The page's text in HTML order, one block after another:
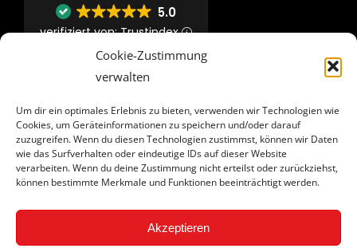
Cookie-Zustimmung
verwalten
Um dir ein optimales Erlebnis zu bieten, verwenden wir Technologien wie
Cookies, um Geräteinformationen zu speichern und/oder darauf
zuzugreifen. Wenn du diesen Technologien zustimmst, können wir Daten
wie das Surfverhalten oder eindeutige IDs auf dieser Website
verarbeiten. Wenn du deine Zustimmung nicht erteilst oder zurückziehst,
können bestimmte Merkmale und Funktionen beeinträchtigt werden.
Akzeptieren
5.0
verifiziert von: Trustindex
KONTAKT
Lindenweg 16
33129 Delbrück
Fon:0 52 51 / 70 91 922
anfrage@stage-n.de